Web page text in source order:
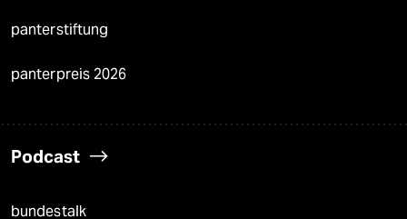
panterstiftung
panterpreis 2026
Podcast
bundestalk